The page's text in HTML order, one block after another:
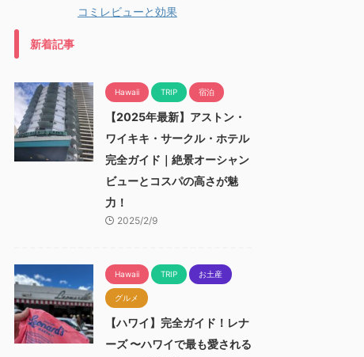
コミレビューと効果
新着記事
Hawaii TRIP 宿泊
【2025年最新】アストン・
ワイキキ・サークル・ホテル
完全ガイド｜絶景オーシャン
ビューとコスパの高さが魅
力！
2025/2/9
Hawaii TRIP お土産
グルメ
【ハワイ】完全ガイド！レナ
ーズ 〜ハワイで最も愛される